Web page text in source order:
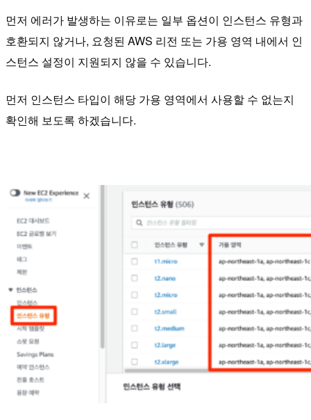
먼저 에러가 발생하는 이유로는 일부 옵션이 인스턴스 유형과
호환되지 않거나, 요청된 AWS 리전 또는 가용 영역 내에서 인
스턴스 설정이 지원되지 않을 수 있습니다.
먼저 인스턴스 타입이 해당 가용 영역에서 사용할 수 없는지
확인해 보도록 하겠습니다.